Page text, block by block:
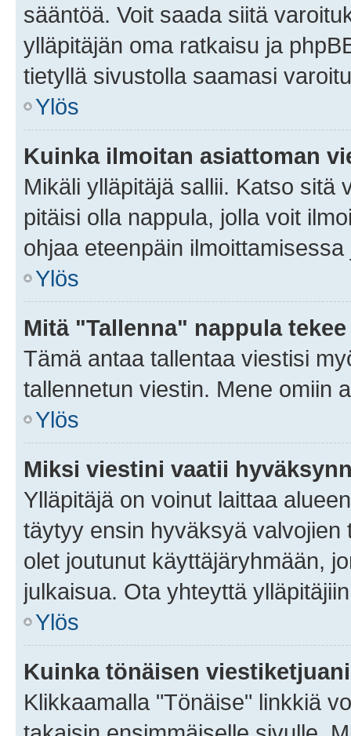
sääntöä. Voit saada siitä
ylläpitäjän oma ratkaisu ja
tietyllä sivustolla saamasi
Ylös
Kuinka ilmoitan asiattoman
Mikäli ylläpitäjä sallii. Katso sitä
pitäisi olla nappula, jolla voit
ohjaa eteenpäin
Ylös
Mitä "Tallenna" nappula
Tämä antaa tallentaa viestisi
tallennetun viestin. Mene omiin
Ylös
Miksi viestini vaatii
Ylläpitäjä on voinut laittaa
täytyy ensin hyväksyä
olet joutunut käyttäjäryhmään,
julkaisua. Ota yhteyttä
Ylös
Kuinka tönäisen
Klikkaamalla "Tönäise" linkkiä